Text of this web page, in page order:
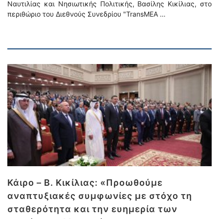
Ναυτιλίας και Νησιωτικής Πολιτικής, Βασίλης Κικίλιας, στο
περιθώριο του Διεθνούς Συνεδρίου "TransMEA …
Κάιρο – Β. Κικίλιας: «Προωθούμε
αναπτυξιακές συμφωνίες με στόχο τη
σταθερότητα και την ευημερία των